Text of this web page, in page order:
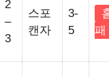
2
–
3
스포
캔자
3-
5
패